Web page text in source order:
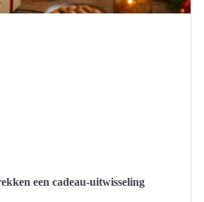
een cadeau-uitwisseling